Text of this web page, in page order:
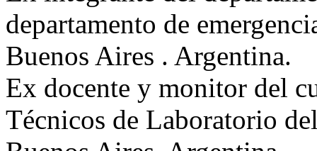
departamento de
Buenos Aires . Argentina.
Ex docente y monitor del
Técnicos de Laboratorio